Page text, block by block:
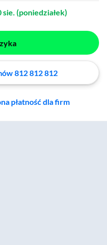
sie. (poniedziałek)
812 812 812
płatność dla firm